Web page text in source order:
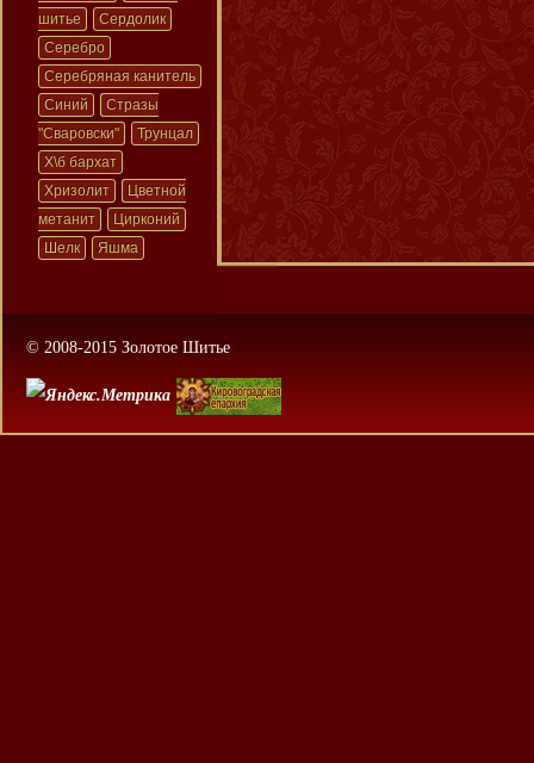
шитье
Сердолик
Серебро
Серебряная канитель
Синий
Стразы
"Сваровски"
Трунцал
Х\б бархат
Хризолит
Цветной
метанит
Цирконий
Шелк
Яшма
© 2008-2015 Золотое Шитье